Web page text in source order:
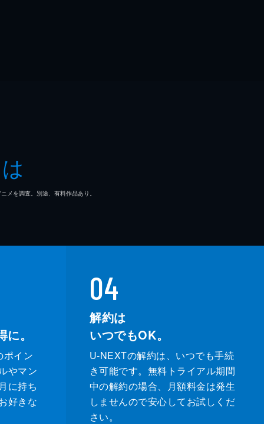
を調査。別途、有料作品あり。
。
ポイン
やマン
に持ち
好きな
04
解約は
いつでもOK。
U-NEXTの解約は、いつでも手続
き可能です。無料トライアル期間
中の解約の場合、月額料金は発生
しませんので安心してお試しくだ
さい。